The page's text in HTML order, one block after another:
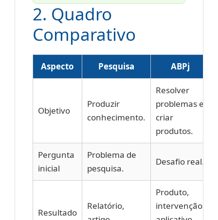
2. Quadro
Comparativo
Aspecto Pesquisa ABPj
Objetivo
Produzir
conhecimento.
Resolver
problemas e
criar
produtos.
Pergunta
inicial
Problema de
pesquisa.
Desafio real.
Resultado
Relatório,
Produto,
intervenção,